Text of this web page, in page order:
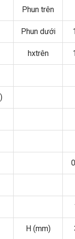
Phun trên
Phun dưới
hxtrên
H (mm)